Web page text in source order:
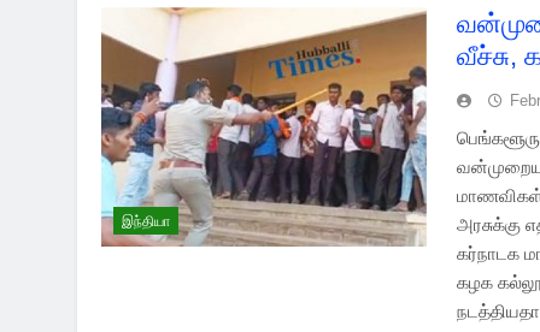
இந்தியா
வீச்சு,
மாணவிகள்
அரசுக்கு
கர்நாடக
கழக